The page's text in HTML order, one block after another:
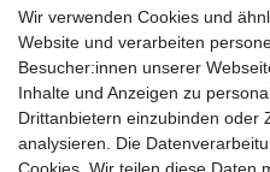
Wangen
Deutschland
Hinweise zur
Wir verwenden Cookies und
Website und verarbeiten
Besucher:innen unserer
Inhalte und Anzeigen zu
Drittanbietern einzubinden oder
analysieren. Die